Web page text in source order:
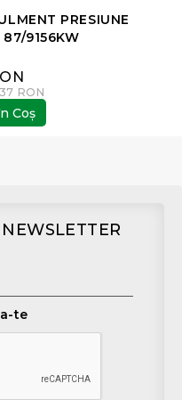
PRESIUNE
9156KW
RON
Coş
te